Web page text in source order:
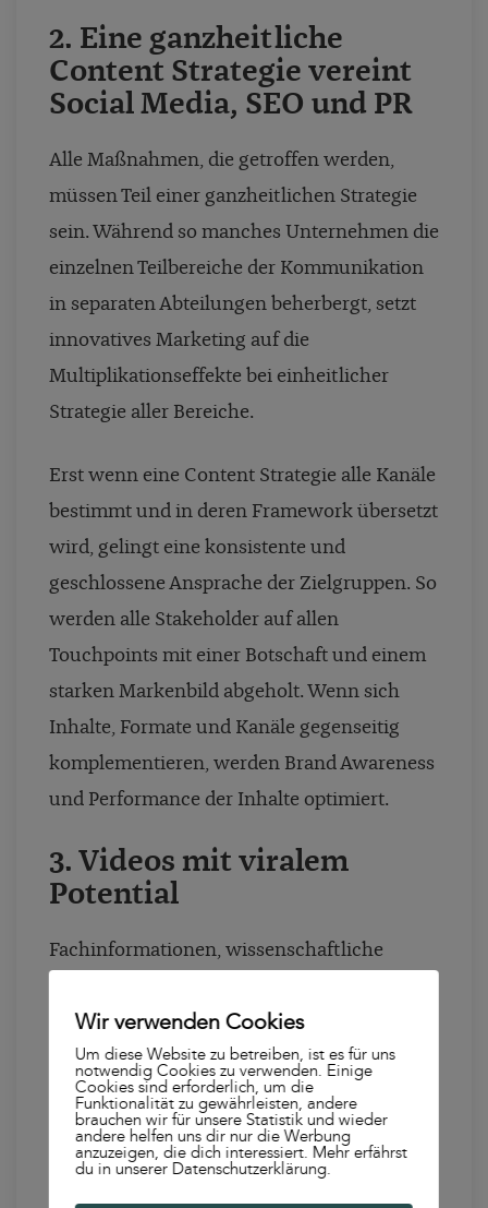
2. Eine ganzheitliche
Content Strategie vereint
Social Media, SEO und PR
Alle Maßnahmen, die getroffen werden,
müssen Teil einer ganzheitlichen Strategie
sein. Während so manches Unternehmen die
einzelnen Teilbereiche der Kommunikation
in separaten Abteilungen beherbergt, setzt
innovatives Marketing auf die
Multiplikationseffekte bei einheitlicher
Strategie aller Bereiche.
Erst wenn eine Content Strategie alle Kanäle
bestimmt und in deren Framework übersetzt
wird, gelingt eine konsistente und
geschlossene Ansprache der Zielgruppen. So
werden alle Stakeholder auf allen
Touchpoints mit einer Botschaft und einem
starken Markenbild abgeholt. Wenn sich
Inhalte, Formate und Kanäle gegenseitig
komplementieren, werden Brand Awareness
und Performance der Inhalte optimiert.
3. Videos mit viralem
Potential
Fachinformationen, wissenschaftliche
Informationen im Gesundheitswesen. Doch
wer sich an eine breite Zielgruppe richtet,
die nicht unbedingt ein fachliches Interesse
mitbringt, sollte auf Emotionen setzen. Ob
ein humorvolles Tutorial Video à la “7 Tricks,
um der Erkältung zu trotzen” oder eine
Wir verwenden Cookies
Um diese Website zu betreiben, ist es für uns
notwendig Cookies zu verwenden. Einige
Cookies sind erforderlich, um die
Funktionalität zu gewährleisten, andere
brauchen wir für unsere Statistik und wieder
andere helfen uns dir nur die Werbung
anzuzeigen, die dich interessiert. Mehr erfährst
du in unserer Datenschutzerklärung.